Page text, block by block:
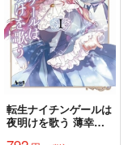
転生ナイチンゲールは
夜明けを歌う 薄幸の